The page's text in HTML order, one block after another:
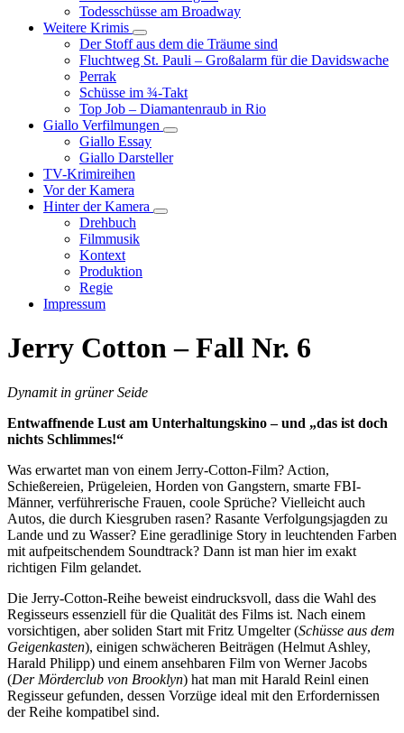
Todesschüsse am Broadway
Weitere Krimis
Unternavigation
von
Weitere
Der Stoff aus dem die Träume sind
Fluchtweg St. Pauli – Großalarm für die Davidswache
Perrak
Schüsse im ¾-Takt
Top Job – Diamantenraub in Rio
Giallo Verfilmungen
Unternavigation
Giallo
Giallo Essay
Giallo Darsteller
TV-Krimireihen
Vor der Kamera
Hinter der Kamera
Unternavigation
Drehbuch
Filmmusik
Kontext
Produktion
Regie
Impressum
Jerry Cotton – Fall Nr. 6
Dynamit in grüner Seide
Entwaffnende Lust am Unterhaltungskino – und „das ist doch
nichts Schlimmes!“
Was erwartet man von einem Jerry-Cotton-Film? Action,
Schießereien, Prügeleien, Horden von Gangstern, smarte FBI-
Männer, verführerische Frauen, coole Sprüche? Vielleicht auch
Autos, die durch Kiesgruben rasen? Rasante Verfolgungsjagden zu
Lande und zu Wasser? Eine geradlinige Story in leuchtenden Farben
mit aufpeitschendem Soundtrack? Dann ist man hier im exakt
richtigen Film gelandet.
Die Jerry-Cotton-Reihe beweist eindrucksvoll, dass die Wahl des
Regisseurs essenziell für die Qualität des Films ist. Nach einem
vorsichtigen, aber soliden Start mit Fritz Umgelter (Schüsse aus dem
Geigenkasten), einigen schwächeren Beiträgen (Helmut Ashley,
Harald Philipp) und einem ansehbaren Film von Werner Jacobs
(Der Mörderclub von Brooklyn) hat man mit Harald Reinl einen
Regisseur gefunden, dessen Vorzüge ideal mit den Erfordernissen
der Reihe kompatibel sind.